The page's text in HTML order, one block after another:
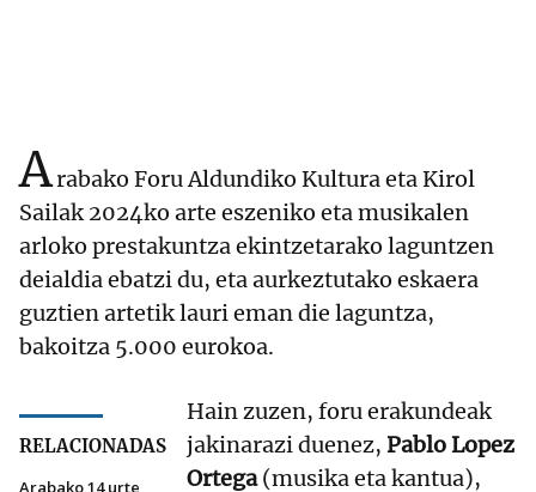
Arabako Foru Aldundiko Kultura eta Kirol
Sailak 2024ko arte eszeniko eta musikalen
arloko prestakuntza ekintzetarako laguntzen
deialdia ebatzi du, eta aurkeztutako eskaera
guztien artetik lauri eman die laguntza,
bakoitza 5.000 eurokoa.
RELACIONADAS
Hain zuzen, foru erakundeak
jakinarazi duenez, Pablo Lopez
Ortega(musika eta kantua),